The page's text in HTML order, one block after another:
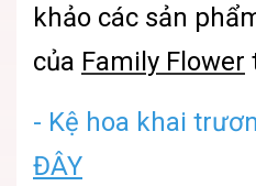
khảo các sản
của Family Flower
- Kệ hoa khai
ĐÂY